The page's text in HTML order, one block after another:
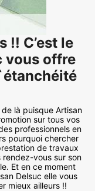
!! C’est le
vous offre
là puisque Artisan
sur tous vos
professionnels en
pourquoi chercher
de travaux
vous sur son
Et en ce moment
Delsuc elle vous
mieux ailleurs !!